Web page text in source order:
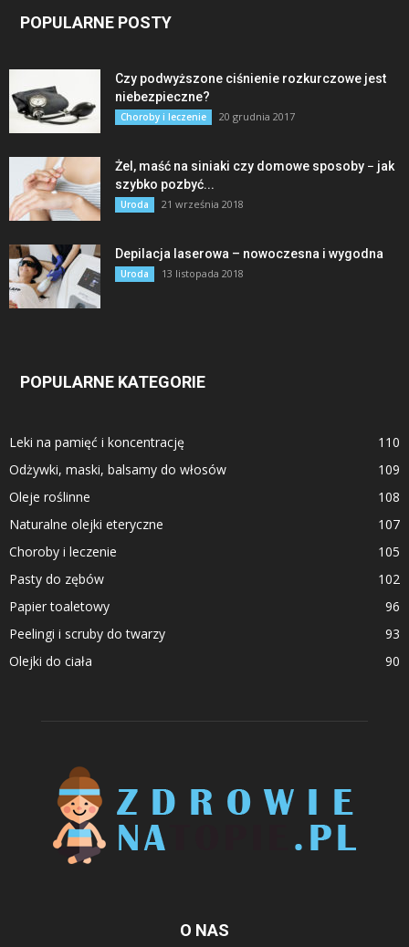
POPULARNE POSTY
Czy podwyższone ciśnienie rozkurczowe jest
niebezpieczne?
Choroby i leczenie 20 grudnia 2017
Żel, maść na siniaki czy domowe sposoby − jak
szybko pozbyć...
Uroda 21 września 2018
Depilacja laserowa – nowoczesna i wygodna
Uroda 13 listopada 2018
POPULARNE KATEGORIE
Leki na pamięć i koncentrację
110
Odżywki, maski, balsamy do włosów
109
Oleje roślinne
108
Naturalne olejki eteryczne
107
Choroby i leczenie
105
Pasty do zębów
102
Papier toaletowy
96
Peelingi i scruby do twarzy
93
Olejki do ciała
90
O NAS